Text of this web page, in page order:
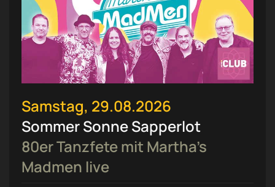
Samstag, 29.08.2026
Sommer Sonne Sapperlot
80er Tanzfete mit Martha’s
Madmen live